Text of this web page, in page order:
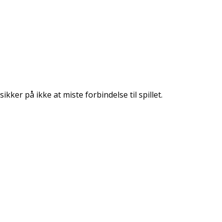
på ikke at miste forbindelse til spillet.